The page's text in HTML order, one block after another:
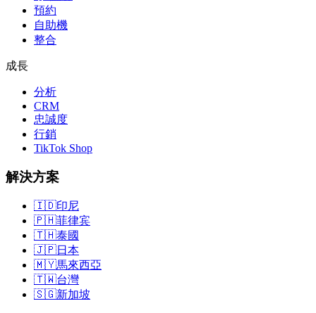
預約
自助機
整合
成長
分析
CRM
忠誠度
行銷
TikTok Shop
解決方案
🇮🇩印尼
🇵🇭菲律宾
🇹🇭泰國
🇯🇵日本
🇲🇾馬來西亞
🇹🇼台灣
🇸🇬新加坡